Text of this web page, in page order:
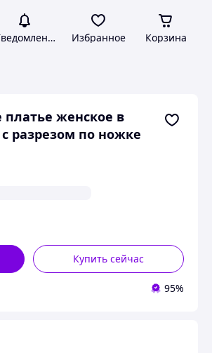
Избранное Корзина
платье женское в
разрезом по ножке
Купить сейчас
95%